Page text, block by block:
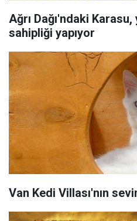
Ağrı Dağı'ndaki
sahipliği yapıyor
Van Kedi Villası'nın